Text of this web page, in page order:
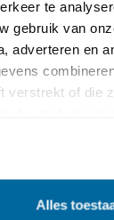
te
gebruik van
adverteren en
verstrekt of die
Alles